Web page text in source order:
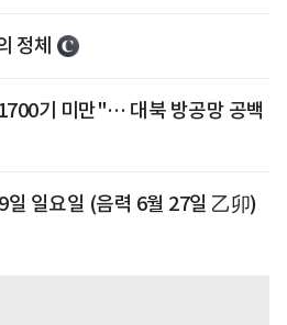
정체
기 미만"… 대북 방공망 공백
일 일요일 (음력 6월 27일 乙卯)